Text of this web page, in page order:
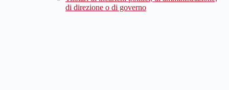
di direzione o di governo